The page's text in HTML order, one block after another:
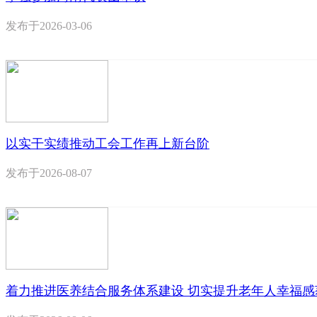
发布于2026-03-06
以实干实绩推动工会工作再上新台阶
发布于2026-08-07
着力推进医养结合服务体系建设 切实提升老年人幸福